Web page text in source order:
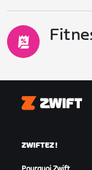
Zwift
ZWIFTEZ !